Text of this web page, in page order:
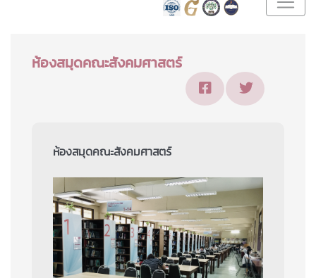
ห้องสมุดคณะสังคมศาสตร์
ห้องสมุดคณะสังคมศาสตร์